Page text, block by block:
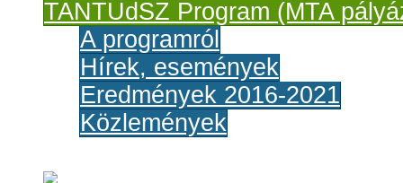
TANTUdSZ Program (MTA
A programról
Hírek, események
Eredmények 2016-2021
Közlemények